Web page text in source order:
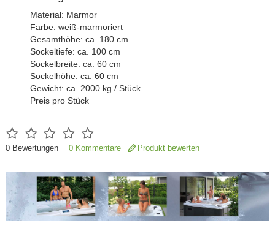
Material: Marmor
Farbe: weiß-marmoriert
Gesamthöhe: ca. 180 cm
Sockeltiefe: ca. 100 cm
Sockelbreite: ca. 60 cm
Sockelhöhe: ca. 60 cm
Gewicht: ca. 2000 kg / Stück
Preis pro Stück
0Bewertungen 0 Kommentare Produkt bewerten